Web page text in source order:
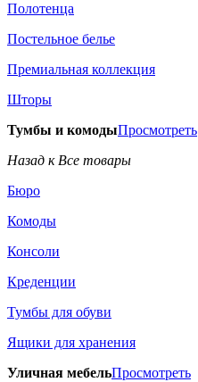
Полотенца
Постельное белье
Премиальная коллекция
Шторы
Тумбы и комодыПросмотреть
Назад к Все товары
Бюро
Комоды
Консоли
Креденции
Тумбы для обуви
Ящики для хранения
Уличная мебельПросмотреть